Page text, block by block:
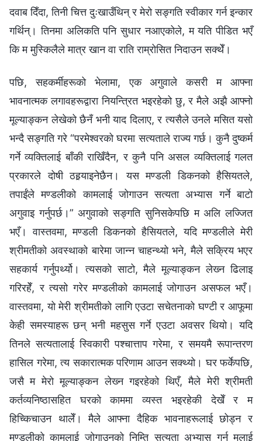
दवाब दिँदा, तिनी चित्त दुःखाउँथिन् र मेरो सङ्गति स्वीकार गर्न इन्कार
गर्थिन्। तिनमा अलिकति पनि सुधार नआएकोले, म यति पीडित भएँ
कि म मुस्किलैले मात्र खान वा राति राम्रोसित निदाउन सक्थेँ।
पछि, सहकर्मीहरूको भेलामा, एक अगुवाले कसरी म आफ्ना
भावनात्मक लगावहरूद्वारा नियन्त्रित भइरहेको छु, र मैले अझै आफ्नो
मूल्याङ्कन लेखेको छैनँ भनी याद दिलाए, र त्यसैले उनले मसित यसो
भन्दै सङ्गति गरे “परमेश्‍वरको घरमा सत्यताले राज्य गर्छ। कुनै दुष्कर्म
गर्ने व्यक्तिलाई बाँकी राखिँदैन, र कुनै पनि असल व्यक्तिलाई गलत
प्रकारले दोषी ठहर्‍याइनेछैन। यस मण्डली डिकनको हैसियतले,
तपाईंले मण्डलीको कामलाई जोगाउन सत्यता अभ्यास गर्ने बाटो
अगुवाइ गर्नुपर्छ।” अगुवाको सङ्गति सुनिसकेपछि म अलि लज्‍जित
भएँ। वास्तवमा, मण्डली डिकनको हैसियतले, यदि मण्डलीले मेरी
श्रीमतीको अवस्थाको बारेमा जान्‍न चाहन्थ्यो भने, मैले सक्रिय भएर
सहकार्य गर्नुपर्थ्यो। त्यसको साटो, मैले मूल्याङ्कन लेख्‍न ढिलाइ
गरिरहेँ, र त्यसो गरेर मण्डलीको कामलाई जोगाउन असफल भएँ।
वास्तवमा, यो मेरी श्रीमतीको लागि एउटा सचेतनाको घण्टी र आफूमा
केही समस्याहरू छन् भनी महसुस गर्ने एउटा अवसर थियो। यदि
तिनले सत्यतालाई स्विकारी पश्‍चात्ताप गरेमा, र समयमै रूपान्तरण
हासिल गरेमा, त्य सकारात्मक परिणाम आउन सक्थ्यो। घर फर्केपछि,
जसै म मेरो मूल्याङ्कन लेख्‍न गइरहेको थिएँ, मैले मेरी श्रीमती
कर्तव्यनिष्ठासहित घरको काममा व्यस्त भइरहेकी देखेँ र म
हिच्किचाउन थालेँ। मैले आफ्ना दैहिक भावनाहरूलाई छोड्न र
मण्डलीको कामलाई जोगाउनको निम्ति सत्यता अभ्यास गर्न मलाई